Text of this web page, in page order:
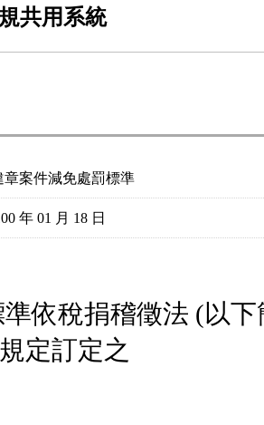
共用系統
章案件減免處罰標準
年 01 月 18 日
準依稅捐稽徵法 (以
定訂定之